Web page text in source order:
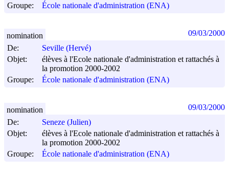
Groupe:
École nationale d'administration (ENA)
De:
Seville (Hervé)
Objet:
élèves à l'Ecole nationale d'administration et rattachés à
la promotion 2000-2002
Groupe:
École nationale d'administration (ENA)
nomination 09/03/2000
De:
Seneze (Julien)
Objet:
élèves à l'Ecole nationale d'administration et rattachés à
la promotion 2000-2002
Groupe:
École nationale d'administration (ENA)
nomination 09/03/2000